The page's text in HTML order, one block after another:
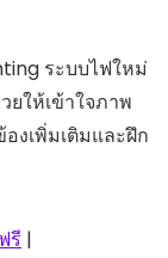
ระบบไฟใหม่
ยให้เข้าใจภาพ
งเพิ่มเติมและฝึก
รี |